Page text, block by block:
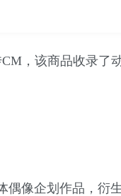
，该商品收录了
偶像企划作品，衍